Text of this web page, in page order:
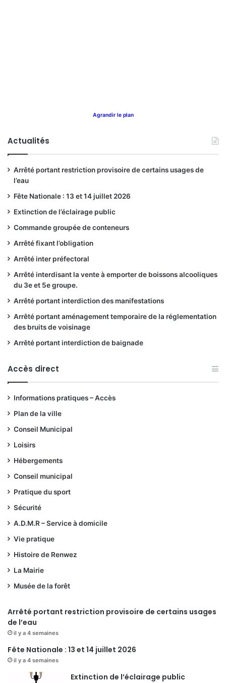
Agrandir le plan
Actualités
Arrêté portant restriction provisoire de certains usages de
l’eau
Fête Nationale : 13 et 14 juillet 2026
Extinction de l’éclairage public
Commande groupée de conteneurs
Arrêté fixant l’obligation
Arrêté inter préfectoral
Arrêté interdisant la vente à emporter de boissons alcooliques
du 3e et 5e groupe.
Arrêté portant interdiction des manifestations
Arrêté portant aménagement temporaire de la réglementation
des bruits de voisinage
Arrêté portant interdiction de baignade
Accès direct
Informations pratiques – Accès
Plan de la ville
Conseil Municipal
Loisirs
Hébergements
Conseil municipal
Pratique du sport
Sécurité
A.D.M.R – Service à domicile
Vie pratique
Histoire de Renwez
La Mairie
Musée de la forêt
Arrêté portant restriction provisoire de certains usages
de l’eau
il y a 4 semaines
Fête Nationale : 13 et 14 juillet 2026
il y a 4 semaines
Extinction de l’éclairage public